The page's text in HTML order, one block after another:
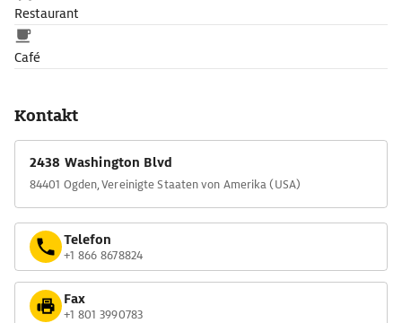
Restaurant
Café
Kontakt
2438 Washington Blvd
84401 Ogden, Vereinigte Staaten von Amerika (USA)
Telefon
+1 866 8678824
Fax
+1 801 3990783